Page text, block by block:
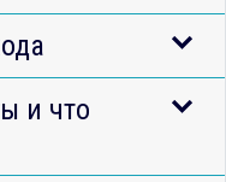
и что